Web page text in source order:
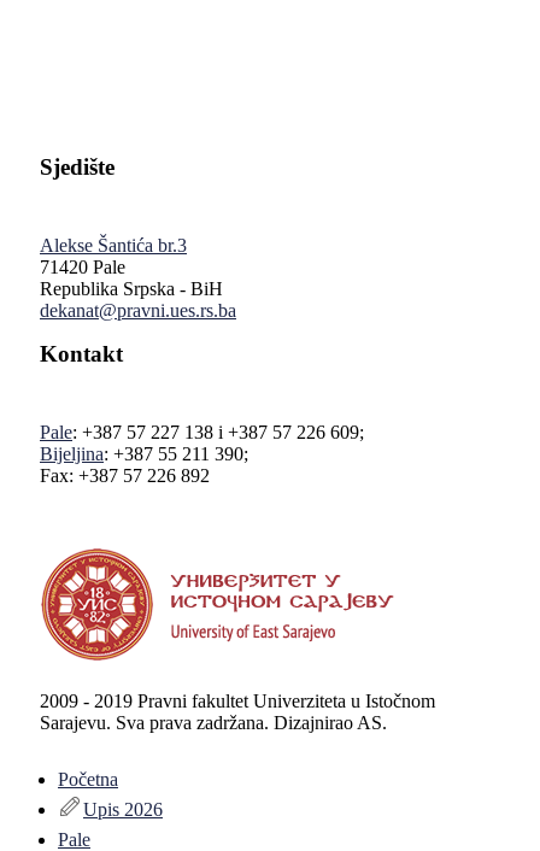
Sjedište
Alekse Šantića br.3
71420 Pale
Republika Srpska - BiH
dekanat@pravni.ues.rs.ba
Kontakt
Pale: +387 57 227 138 i +387 57 226 609;
Bijeljina: +387 55 211 390;
Fax: +387 57 226 892
2009 - 2019 Pravni fakultet Univerziteta u Istočnom
Sarajevu. Sva prava zadržana. Dizajnirao AS.
Početna
Upis 2026
Pale